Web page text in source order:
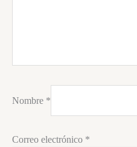
Nombre *
Correo electrónico *